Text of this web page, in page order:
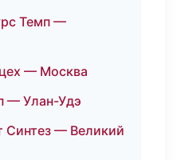
Темп —
— Москва
— Улан-Удэ
Синтез — Великий